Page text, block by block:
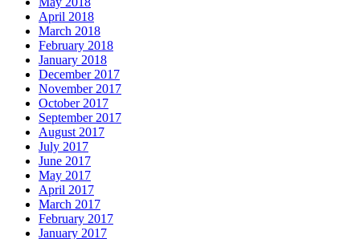
April 2018
March 2018
February 2018
January 2018
December 2017
November 2017
October 2017
September 2017
August 2017
July 2017
June 2017
May 2017
April 2017
March 2017
February 2017
January 2017